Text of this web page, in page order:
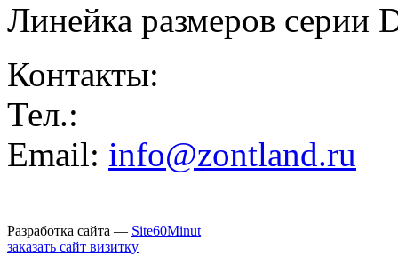
Линейка размеров
Контакты:
Тел.:
Email: info@zontland.ru
Разработка сайта — Site60Minut
заказать сайт визитку